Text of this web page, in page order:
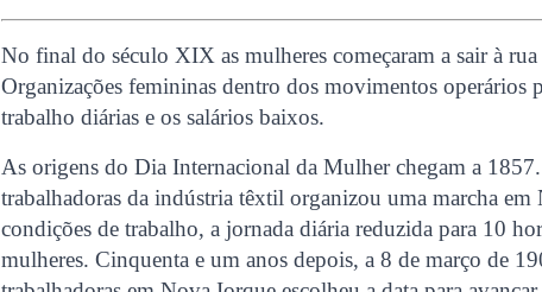
No final do século XIX as mulheres começaram a sair à
Organizações femininas dentro dos movimentos operários
trabalho diárias e os salários baixos.
As origens do Dia Internacional da Mulher chegam a
trabalhadoras da indústria têxtil organizou uma marcha
condições de trabalho, a jornada diária reduzida para 10
mulheres. Cinquenta e um anos depois, a 8 de março de